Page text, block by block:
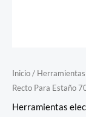
Inicio/
Recto Para Estaño
Herramientas